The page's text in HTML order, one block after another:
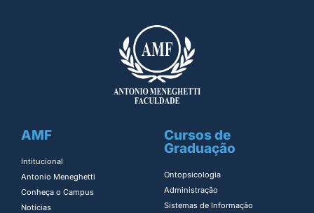
AMF
Intitucional
Antonio Meneghetti
Conheça o Campus
Notícias
Cursos de
Graduação
Ontopsicologia ​
Administração​
Sistemas de Informação​